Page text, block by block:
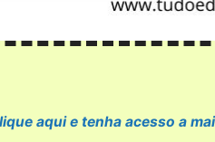
aqui e tenha acesso a